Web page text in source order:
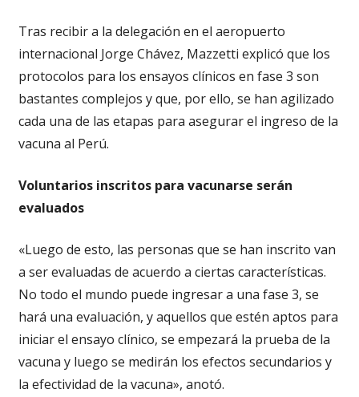
Tras recibir a la delegación en el aeropuerto
internacional Jorge Chávez, Mazzetti explicó que los
protocolos para los ensayos clínicos en fase 3 son
bastantes complejos y que, por ello, se han agilizado
cada una de las etapas para asegurar el ingreso de la
vacuna al Perú.
Voluntarios inscritos para vacunarse serán
evaluados
«Luego de esto, las personas que se han inscrito van
a ser evaluadas de acuerdo a ciertas características.
No todo el mundo puede ingresar a una fase 3, se
hará una evaluación, y aquellos que estén aptos para
iniciar el ensayo clínico, se empezará la prueba de la
vacuna y luego se medirán los efectos secundarios y
la efectividad de la vacuna», anotó.